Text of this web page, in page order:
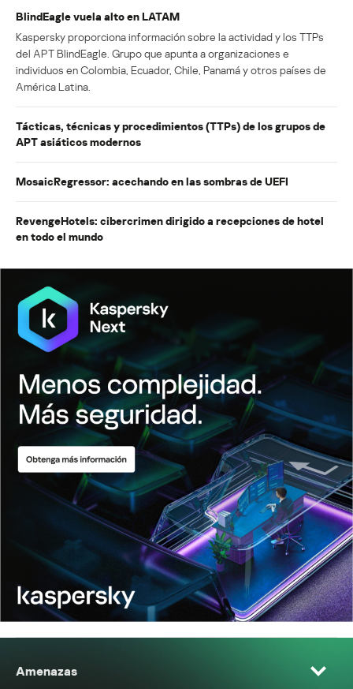
BlindEagle vuela alto en LATAM
Kaspersky proporciona información sobre la actividad y los TTPs
del APT BlindEagle. Grupo que apunta a organizaciones e
individuos en Colombia, Ecuador, Chile, Panamá y otros países de
América Latina.
Tácticas, técnicas y procedimientos (TTPs) de los grupos de
APT asiáticos modernos
MosaicRegressor: acechando en las sombras de UEFI
RevengeHotels: cibercrimen dirigido a recepciones de hotel
en todo el mundo
Amenazas